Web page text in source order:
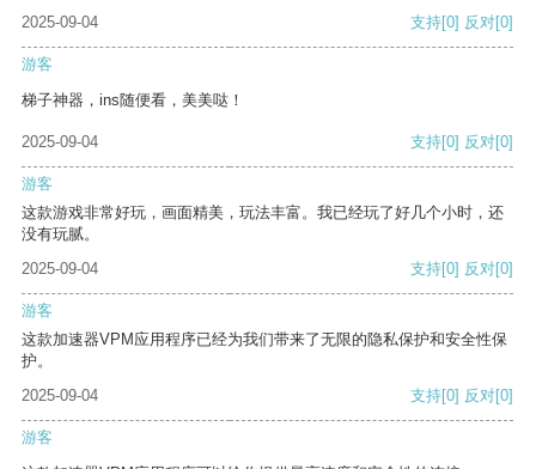
2025-09-04
支持[0] 反对[0]
游客
梯子神器，ins随便看，美美哒！
2025-09-04 支持[0] 反对[0]
游客
这款游戏非常好玩，画面精美，玩法丰富。我已经玩了好几个小时，还
没有玩腻。
2025-09-04
支持[0] 反对[0]
游客
这款加速器VPM应用程序已经为我们带来了无限的隐私保护和安全性保
护。
2025-09-04
支持[0] 反对[0]
游客